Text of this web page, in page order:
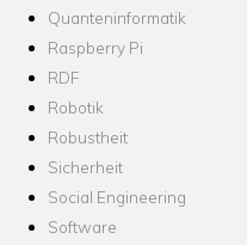
Quanteninformatik
Raspberry Pi
RDF
Robotik
Robustheit
Sicherheit
Social Engineering
Software